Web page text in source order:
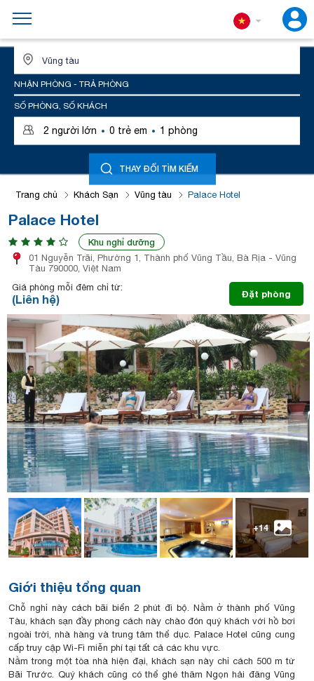
NHẬN PHÒNG - TRẢ PHÒNG
SỐ PHÒNG, SỐ KHÁCH
2 người lớn · 0 trẻ em · 1 phòng
THAY ĐỔI TÌM KIẾM
Trang chủ Khách Sạn Vũng tàu Palace Hotel
Palace Hotel
Khu nghỉ dưỡng
01 Nguyễn Trãi, Phường 1, Thành phố Vũng Tầu, Bà Rịa - Vũng
Tàu 790000, Việt Nam
Giá phòng mỗi đêm chỉ từ:
(Liên hệ) Đặt phòng
+14
Giới thiệu tổng quan
Chỗ nghỉ này cách bãi biển 2 phút đi bộ. Nằm ở thành phố Vũng
Tàu, khách sạn đầy phong cách này chào đón quý khách với hồ bơi
ngoài trời, nhà hàng và trung tâm thể dục. Palace Hotel cũng cung
cấp truy cập Wi-Fi miễn phí tại tất cả các khu vực.
Nằm trong một tòa nhà hiện đại, khách sạn này chỉ cách 500 m từ
Bãi Trước. Quý khách cũng có thể ghé thăm Ngọn hải đăng Vũng